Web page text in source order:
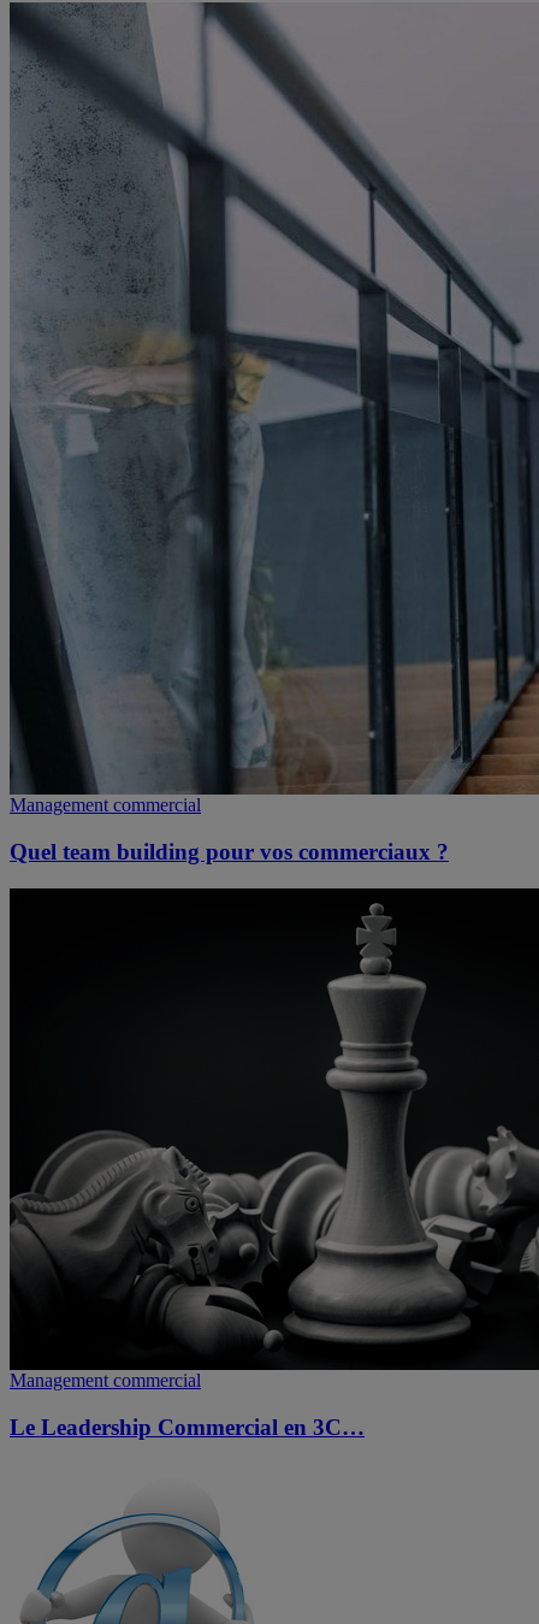
Management commercial
Quel team building pour vos commerciaux ?
Management commercial
Le Leadership Commercial en 3C…